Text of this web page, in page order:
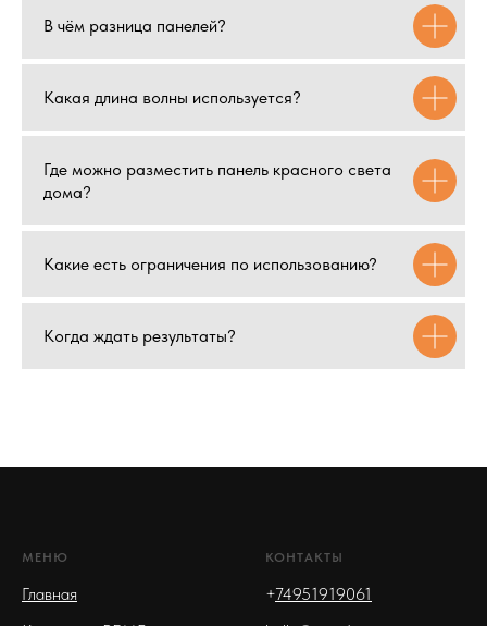
В чём разница панелей?
Какая длина волны используется?
Где можно разместить панель красного света
дома?
Какие есть ограничения по использованию?
Когда ждать результаты?
МЕНЮ
Главная
КОНТАКТЫ
+74951919061